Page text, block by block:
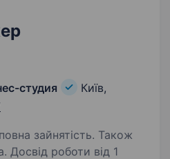
студия
Київ,
зайнятість. Також
Досвід роботи від 1